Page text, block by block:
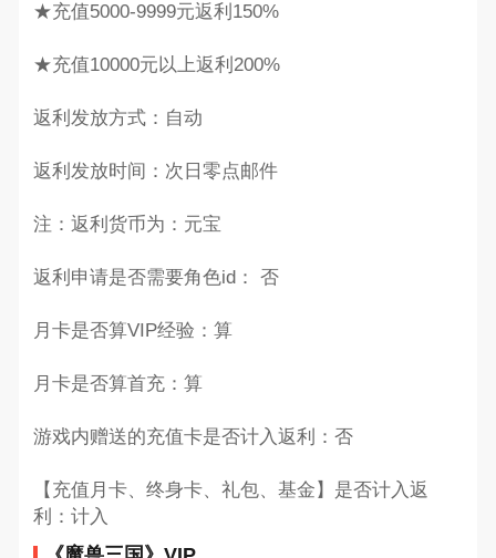
★充值5000-9999元返利150%
★充值10000元以上返利200%
返利发放方式：自动
返利发放时间：次日零点邮件
注：返利货币为：元宝
返利申请是否需要角色id： 否
月卡是否算VIP经验：算
月卡是否算首充：算
游戏内赠送的充值卡是否计入返利：否
【充值月卡、终身卡、礼包、基金】是否计入返
利：计入